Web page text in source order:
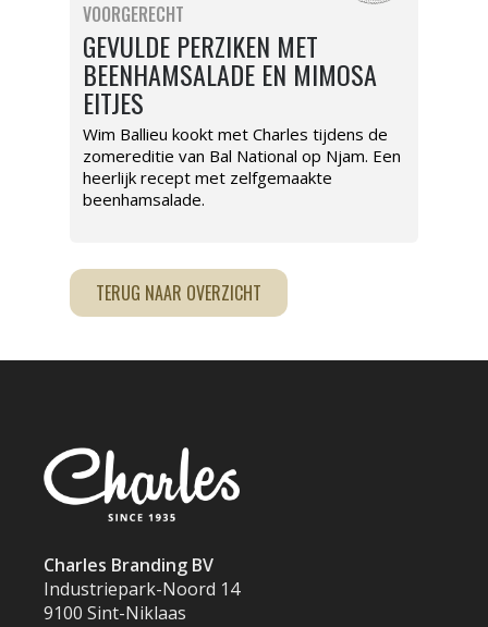
VOORGERECHT
GEVULDE PERZIKEN MET
BEENHAMSALADE EN MIMOSA
EITJES
Wim Ballieu kookt met Charles tijdens de
zomereditie van Bal National op Njam. Een
heerlijk recept met zelfgemaakte
beenhamsalade.
TERUG NAAR OVERZICHT
Charles Branding BV
Industriepark-Noord 14
9100 Sint-Niklaas